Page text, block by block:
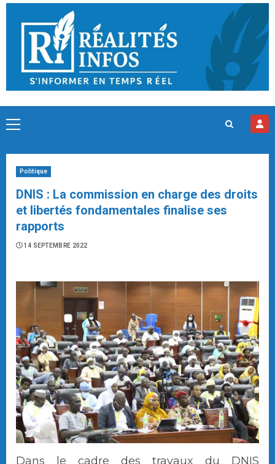
Skip
content
Primary
Politique
DNIS : La commission en charge des droits
et libertés fondamentales finalise ses
rapports
14 SEPTEMBRE 2022
Dans le cadre des travaux du DNIS